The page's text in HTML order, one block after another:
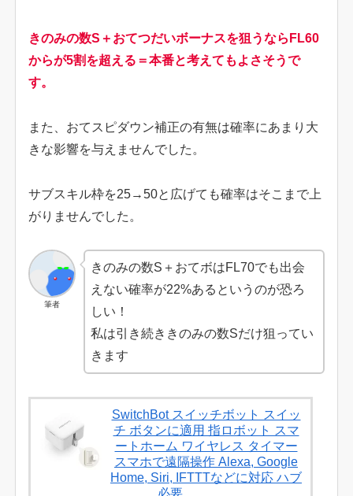
きのみの数S＋おてつだいボーナスを狙うならFL60
からが5割を超える＝本番と考えてもよさそうで
す。
また、おてスピダウン補正の有無は確率にあまり大
きな影響を与えませんでした。
サブスキル枠を25→50と広げても確率はそこまで上
がりませんでした。
筆者
きのみの数S＋おてボはFL70でも出会
えない確率が22%あるというのが恐ろ
しい！
私は引き続ききのみの数Sだけ狙ってい
きます
SwitchBot スイッチボット スイッ
チ ボタンに適用 指ロボット スマ
ートホーム ワイヤレス タイマー
スマホで遠隔操作 Alexa, Google
Home, Siri, IFTTTなどに対応 ハブ